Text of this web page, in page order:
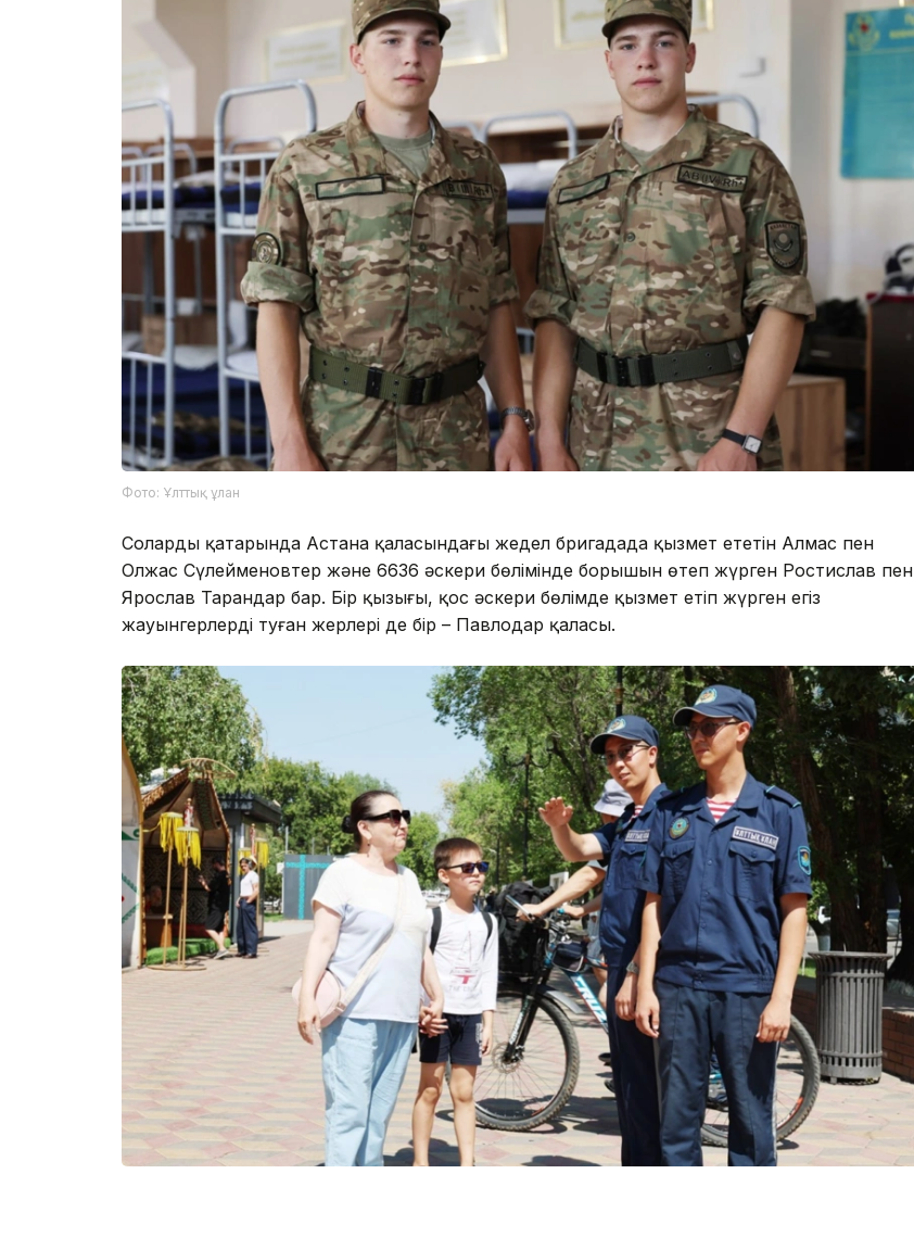
Фото: Ұлттық ұлан
Солардың қатарында Астана қаласындағы жедел бригадада қызмет ететін Алмас пен
Олжас Сүлейменовтер және 6636 әскери бөлімінде борышын өтеп жүрген Ростислав пен
Ярослав Тарандар бар. Бір қызығы, қос әскери бөлімде қызмет етіп жүрген егіз
жауынгерлердің туған жерлері де бір – Павлодар қаласы.